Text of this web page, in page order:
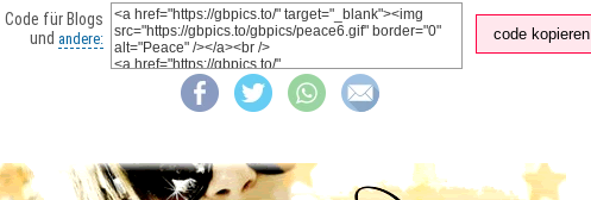
Code für Blogs
und andere: code kopieren